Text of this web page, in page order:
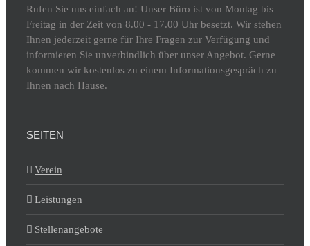
Rufen Sie uns einfach an! Unser Büro ist von Montag bis
Freitag in der Zeit von 8.00 - 17.00 Uhr besetzt. Wir stehen
Ihnen jederzeit gerne für Ihre Fragen zur Verfügung und
informieren Sie unverbindlich über unser Angebot. Gerne
kommen wir kostenlos zu einem Informationsgespräch zu
Ihnen nach Hause.
SEITEN
Verein
Leistungen
Stellenangebote